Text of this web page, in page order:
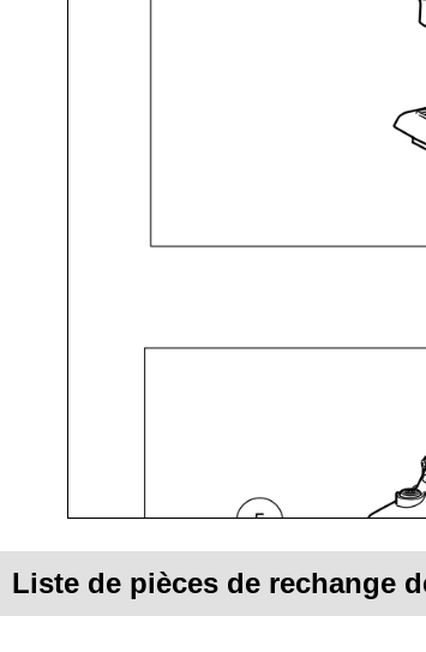
Liste de pièces de rechange